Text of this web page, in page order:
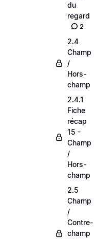
du
regard
2
2.4
Champ
/
Hors-
champ
2.4.1
Fiche
récap
15 -
Champ
/
Hors-
champ
2.5
Champ
/
Contre-
champ